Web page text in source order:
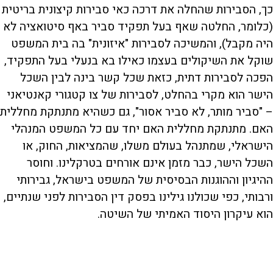
כך, הסבירות שהחלה את דרכה כאי סבירות קיצונית בריטית
(כלומר, החלטה שאף בעל תפקיד סביר באף סיטואציה לא
היה מקבל), והמשיכה לסבירות "איזונית" בה בית המשפט
שוקל את השיקולים בעצמו כאילו בא בנעלי בעל התפקיד,
הפכה לסבירות דתית, כזאת שכל קשר בינה לבין השכל
הישר הוא מקרי בהחלט, לסבירות של צו קטגורי קאנטיאני
– "סביר מותר, לא סביר אסור", גם כשהיא מתנתקת מחללית
האם. מתנתקת מחללית האם יחד עם כל המשפט המנהלי
הישראלי, שמתנהל בעולם משלו, שהמציאות, החוק, או
השכל הישר, כבר מזמן אינם אורחים בטרקלינו. וחוסר
ההיגיון וההוגנות הבסיסית של המשפט בישראל, גבירותי
ורבותי, כפי שכולנו גילינו בפסק דין הסבירות לפני שנתיים,
הוא עיקרון היסוד האמיתי של השיטה.